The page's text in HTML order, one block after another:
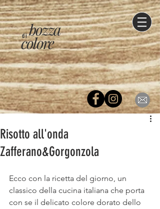
di
colore
bozza
Risotto all'onda
Zafferano&Gorgonzola
Ecco con la ricetta del giorno, un
classico della cucina italiana che porta
con se il delicato colore dorato dello